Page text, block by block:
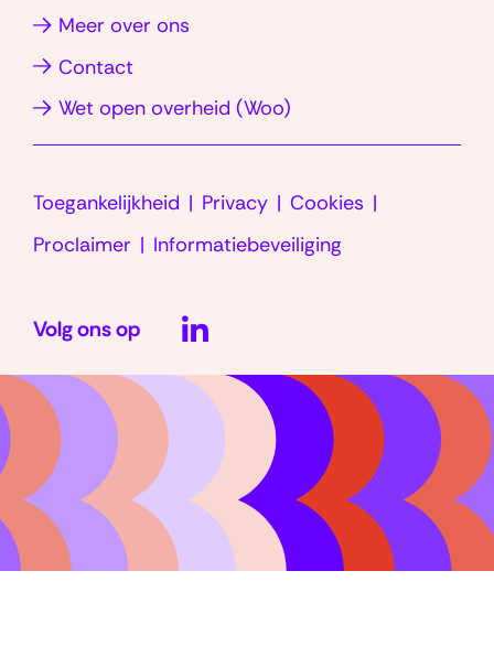
Meer over ons
venster)
Contact
Wet open overheid (Woo)
in
venster)
Toegankelijkheid Privacy
Cookies
Proclaimer
Informatiebeveiliging
Volg ons op
in
nieuw
venster)